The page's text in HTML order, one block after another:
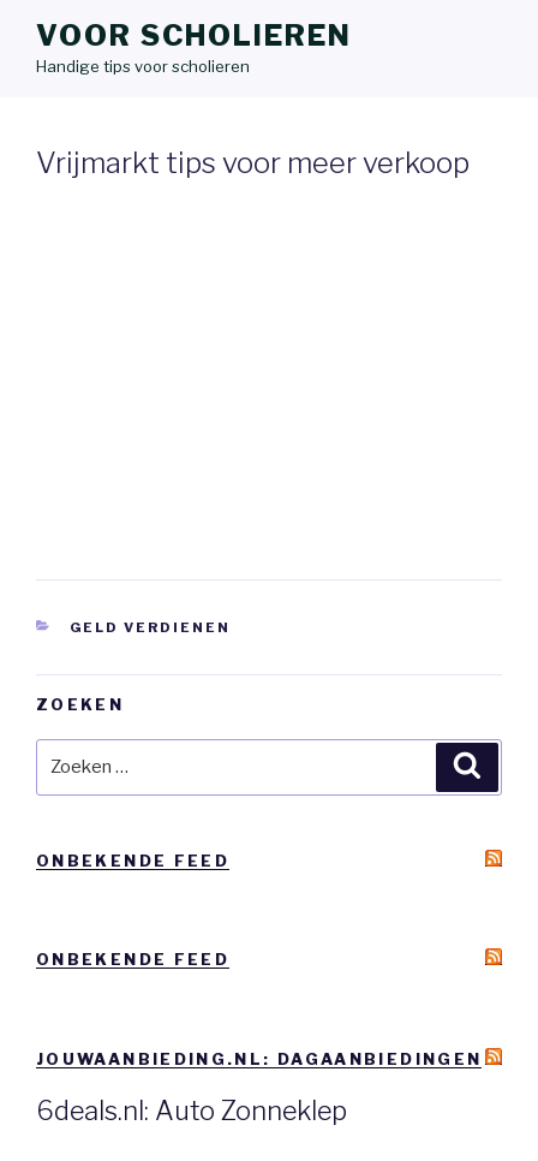
VOOR SCHOLIEREN
Handige tips voor scholieren
Vrijmarkt tips voor meer verkoop
CATEGORIEËN
GELD VERDIENEN
ZOEKEN
ONBEKENDE FEED
ONBEKENDE FEED
JOUWAANBIEDING.NL: DAGAANBIEDINGEN
6deals.nl: Auto Zonneklep